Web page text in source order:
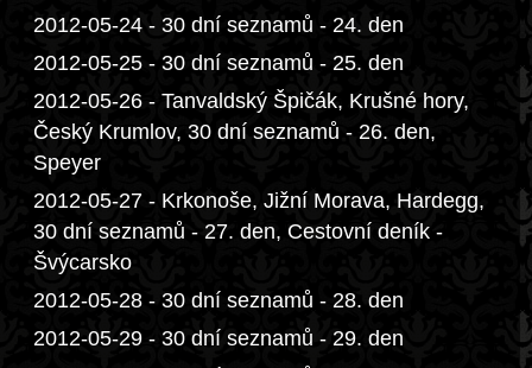
2012-05-24 - 30 dní seznamů - 24. den
2012-05-25 - 30 dní seznamů - 25. den
2012-05-26 - Tanvaldský Špičák, Krušné hory,
Český Krumlov, 30 dní seznamů - 26. den,
Speyer
2012-05-27 - Krkonoše, Jižní Morava, Hardegg,
30 dní seznamů - 27. den, Cestovní deník -
Švýcarsko
2012-05-28 - 30 dní seznamů - 28. den
2012-05-29 - 30 dní seznamů - 29. den